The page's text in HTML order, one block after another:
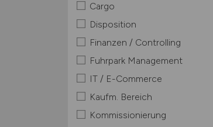
Cargo
Disposition
Finanzen / Controlling
Fuhrpark Management
IT / E-Commerce
Kaufm. Bereich
Kommissionierung